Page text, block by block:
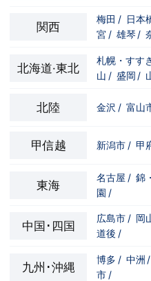
関西
梅田 / 日本
宮 / 雄琴 /
北海道·東北
札幌・すす
山 / 盛岡 /
北陸 金沢 / 富山
甲信越 新潟市 / 甲
東海
名古屋 / 錦
園 /
中国･四国
広島市 / 岡
道後 /
九州･沖縄
博多 / 中洲 /
市 /